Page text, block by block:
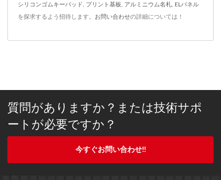
シリコンゴムキーパッド プリント基板 アルミニウム名札 ELパネル
を探求するよう招待します。 お問い合わせの詳細については！
質問がありますか？または技術サポ
ートが必要ですか？
今すぐお問い合わせ!!